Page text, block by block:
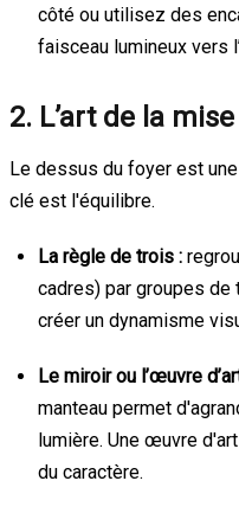
côté ou utilisez des
faisceau lumineux vers
2. L’art de la
Le dessus du foyer est
clé est l'équilibre.
La règle de trois :
cadres) par groupes
créer un dynamisme
Le miroir ou l’œuvre
manteau permet
lumière. Une œuvre
du caractère.